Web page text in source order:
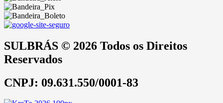
SULBRÁS © 2026 Todos os Direitos
Reservados
CNPJ: 09.631.550/0001-83